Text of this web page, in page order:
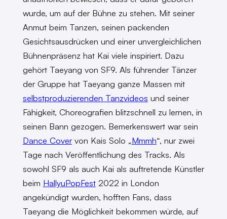
wurde, um auf der Bühne zu stehen. Mit seiner
Anmut beim Tanzen, seinen packenden
Gesichtsausdrücken und einer unvergleichlichen
Bühnenpräsenz hat Kai viele inspiriert. Dazu
gehört Taeyang von SF9. Als führender Tänzer
der Gruppe hat Taeyang ganze Massen mit
selbstproduzierenden Tanzvideos und seiner
Fähigkeit, Choreografien blitzschnell zu lernen, in
seinen Bann gezogen. Bemerkenswert war sein
Dance Covervon Kais Solo „Mmmh“, nur zwei
Tage nach Veröffentlichung des Tracks. Als
sowohl SF9 als auch Kai als auftretende Künstler
beim HallyuPopFest2022 in London
angekündigt wurden, hofften Fans, dass
Taeyang die Möglichkeit bekommen würde, auf